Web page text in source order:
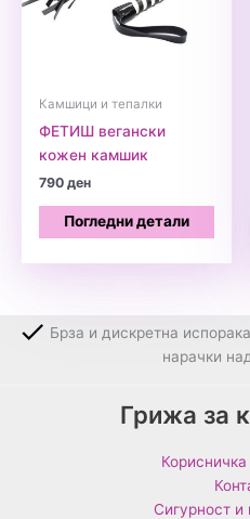
Камшици и тепалки
ФЕТИШ вегански
кожен камшик
790ден
Погледни детали
Брза и дискретна испорака
нарачки
Грижа за
Сигурност и